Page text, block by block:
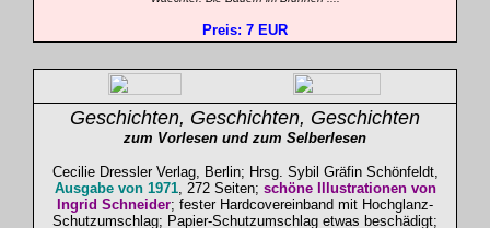
Preis: 7 EUR
Geschichten, Geschichten, Geschichten
zum Vorlesen und zum Selberlesen
Cecilie Dressler Verlag, Berlin; Hrsg. Sybil Gräfin Schönfeldt,
Ausgabe von 1971, 272 Seiten; schöne Illustrationen von
Ingrid Schneider; fester Hardcovereinband mit Hochglanz-
Schutzumschlag; Papier-Schutzumschlag etwas beschädigt;